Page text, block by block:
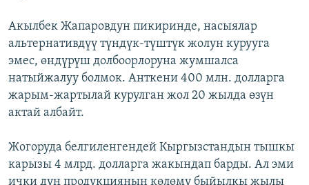
Акылбек Жапаровдун пикиринде, насыялар
альтернативдүү түндүк-түштүк жолун курууга
эмес, өндүрүш долбоорлоруна жумшалса
натыйжалуу болмок. Анткени 400 млн. долларга
жарым-жартылай курулган жол 20 жылда өзүн
актай албайт.
Жогоруда белгиленгендей Кыргызстандын тышкы
карызы 4 млрд. долларга жакындап барды. Ал эми
ички дүң продукциянын көлөмү быйылкы жылы